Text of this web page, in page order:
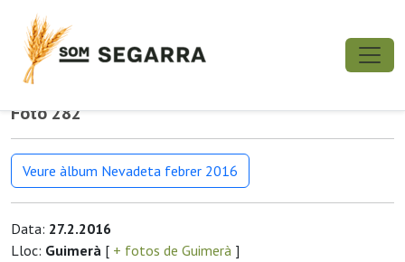
Foto 282
Veure àlbum Nevadeta febrer 2016
Data: 27.2.2016
Lloc: Guimerà [ + fotos de Guimerà ]